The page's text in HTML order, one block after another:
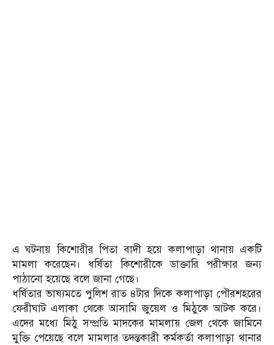
এ ঘটনায় কিশোরীর পিতা বাদী হয়ে কলাপাড়া থানায় একটি
মামলা করেছেন। ধর্ষিতা কিশোরীকে ডাক্তারি পরীক্ষার জন্য
পাঠানো হয়েছে বলে জানা গেছে।
ধর্ষিতার ভাষ্যমতে পুলিশ রাত ৪টার দিকে কলাপাড়া পৌরশহরের
ফেরীঘাট এলাকা থেকে আসামি জুয়েল ও মিঠুকে আটক করে।
এদের মধ্যে মিঠু সম্প্রতি মাদকের মামলায় জেল থেকে জামিনে
মুক্তি পেয়েছে বলে মামলার তদন্তকারী কর্মকর্তা কলাপাড়া থানার